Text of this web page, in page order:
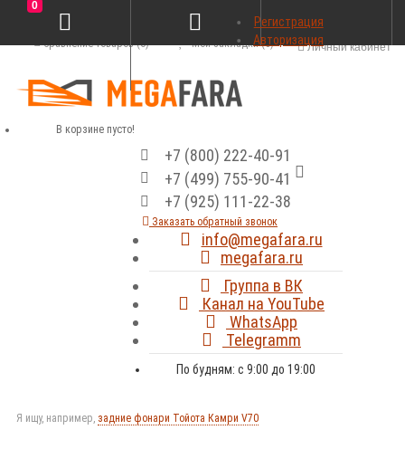
Личный кабинет
Мои закладки (0)
Сравнение товаров (0)
+7 (800) 222-40-91
+7 (499) 755-90-41
+7 (925) 111-22-38
Заказать обратный звонок
info@megafara.ru
megafara.ru
Группа в ВК
Канал на YouTube
WhatsApp
Telegramm
По будням: с 9:00 до 19:00
Я ищу, например, задние фонари Тойота Камри V70
Регистрация
Авторизация
0
В корзине пусто!